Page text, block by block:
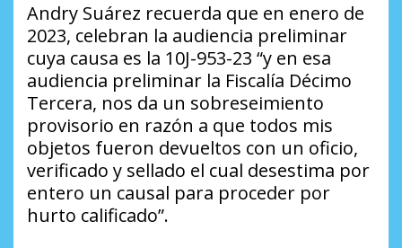
Andry Suárez recuerda que en enero de
2023, celebran la audiencia preliminar
cuya causa es la 10J-953-23 “y en esa
audiencia preliminar la Fiscalía Décimo
Tercera, nos da un sobreseimiento
provisorio en razón a que todos mis
objetos fueron devueltos con un oficio,
verificado y sellado el cual desestima por
entero un causal para proceder por
hurto calificado”.